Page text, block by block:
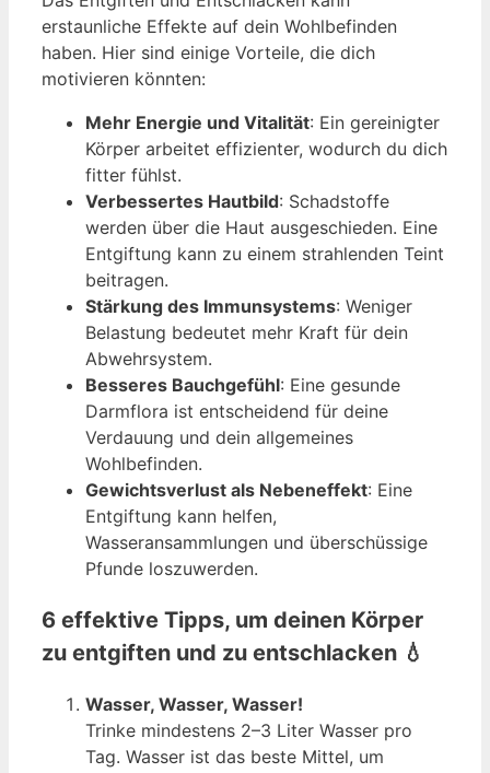
erstaunliche Effekte auf dein Wohlbefinden
haben. Hier sind einige Vorteile, die dich
motivieren könnten:
Mehr Energie und Vitalität: Ein gereinigter
Körper arbeitet effizienter, wodurch du dich
fitter fühlst.
Verbessertes Hautbild: Schadstoffe
werden über die Haut ausgeschieden. Eine
Entgiftung kann zu einem strahlenden Teint
beitragen.
Stärkung des Immunsystems: Weniger
Belastung bedeutet mehr Kraft für dein
Abwehrsystem.
Besseres Bauchgefühl: Eine gesunde
Darmflora ist entscheidend für deine
Verdauung und dein allgemeines
Wohlbefinden.
Gewichtsverlust als Nebeneffekt: Eine
Entgiftung kann helfen,
Wasseransammlungen und überschüssige
Pfunde loszuwerden.
6 effektive Tipps, um deinen Körper
zu entgiften und zu entschlacken 💧
Wasser, Wasser, Wasser!
Trinke mindestens 2–3 Liter Wasser pro
Tag. Wasser ist das beste Mittel, um